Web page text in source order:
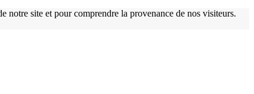
notre site et pour comprendre la provenance de nos visiteurs.